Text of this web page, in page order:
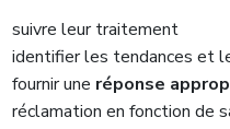
suivre leur traitement
identifier les tendances et
fournirune réponse
réclamation en fonction de